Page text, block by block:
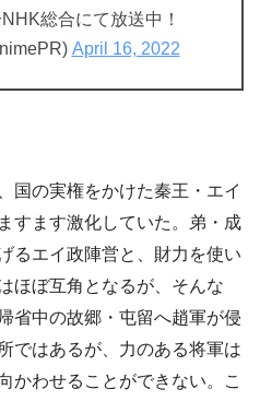
NHK総合にて放送中！
April 16, 2022
国の実権をかけた秦王・エイ
すます激化していた。弟・成
るエイ政陣営と、財力を使い
ほぼ互角となるが、そんな
省中の故郷・屯留へ趙軍が侵
ではあるが、力のある将軍は
かわせることができない。こ